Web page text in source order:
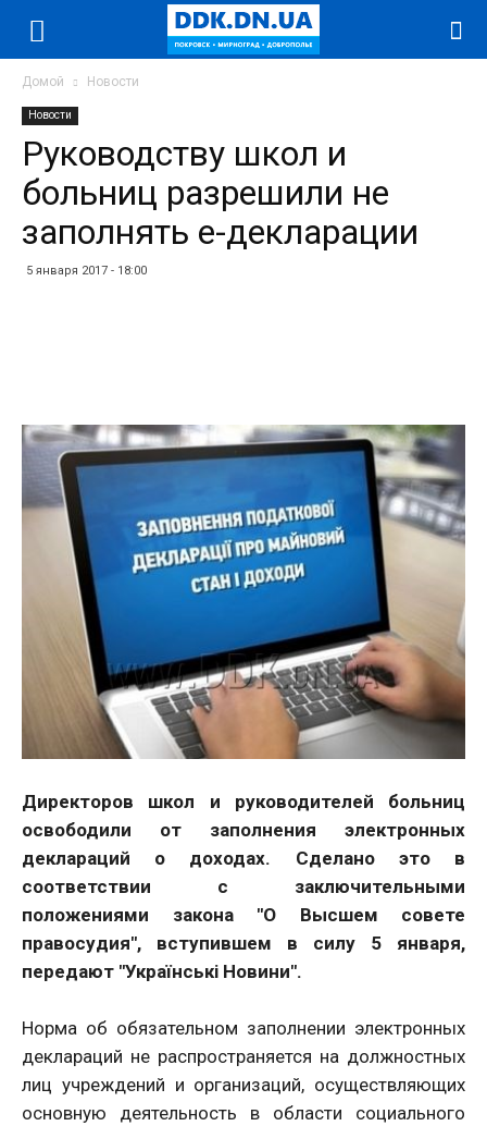
Домой Новости
Новости
Руководству школ и
больниц разрешили не
заполнять е-декларации
5 января 2017 - 18:00
Директоров школ и руководителей больниц
освободили от заполнения электронных
деклараций о доходах. Сделано это в
соответствии с заключительными
положениями закона "О Высшем совете
правосудия", вступившем в силу 5 января,
передают "Українські Новини".
Норма об обязательном заполнении электронных
деклараций не распространяется на должностных
лиц учреждений и организаций, осуществляющих
основную деятельность в области социального